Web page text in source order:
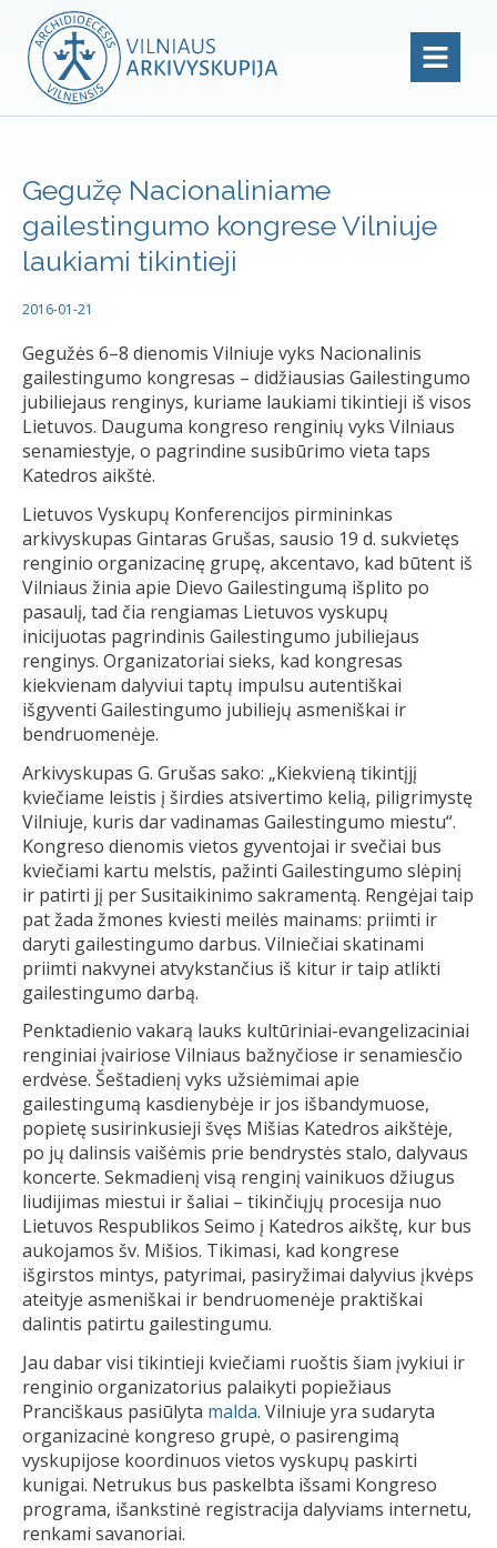
Gegužę Nacionaliniame
gailestingumo kongrese Vilniuje
laukiami tikintieji
2016-01-21
Gegužės 6–8 dienomis Vilniuje vyks Nacionalinis
gailestingumo kongresas – didžiausias Gailestingumo
jubiliejaus renginys, kuriame laukiami tikintieji iš visos
Lietuvos. Dauguma kongreso renginių vyks Vilniaus
senamiestyje, o pagrindine susibūrimo vieta taps
Katedros aikštė.
Lietuvos Vyskupų Konferencijos pirmininkas
arkivyskupas Gintaras Grušas, sausio 19 d. sukvietęs
renginio organizacinę grupę, akcentavo, kad būtent iš
Vilniaus žinia apie Dievo Gailestingumą išplito po
pasaulį, tad čia rengiamas Lietuvos vyskupų
inicijuotas pagrindinis Gailestingumo jubiliejaus
renginys. Organizatoriai sieks, kad kongresas
kiekvienam dalyviui taptų impulsu autentiškai
išgyventi Gailestingumo jubiliejų asmeniškai ir
bendruomenėje.
Arkivyskupas G. Grušas sako: „Kiekvieną tikintįjį
kviečiame leistis į širdies atsivertimo kelią, piligrimystę
Vilniuje, kuris dar vadinamas Gailestingumo miestu“.
Kongreso dienomis vietos gyventojai ir svečiai bus
kviečiami kartu melstis, pažinti Gailestingumo slėpinį
ir patirti jį per Susitaikinimo sakramentą. Rengėjai taip
pat žada žmones kviesti meilės mainams: priimti ir
daryti gailestingumo darbus. Vilniečiai skatinami
priimti nakvynei atvykstančius iš kitur ir taip atlikti
gailestingumo darbą.
Penktadienio vakarą lauks kultūriniai-evangelizaciniai
renginiai įvairiose Vilniaus bažnyčiose ir senamiesčio
erdvėse. Šeštadienį vyks užsiėmimai apie
gailestingumą kasdienybėje ir jos išbandymuose,
popietę susirinkusieji švęs Mišias Katedros aikštėje,
po jų dalinsis vaišėmis prie bendrystės stalo, dalyvaus
koncerte. Sekmadienį visą renginį vainikuos džiugus
liudijimas miestui ir šaliai – tikinčiųjų procesija nuo
Lietuvos Respublikos Seimo į Katedros aikštę, kur bus
aukojamos šv. Mišios. Tikimasi, kad kongrese
išgirstos mintys, patyrimai, pasiryžimai dalyvius įkvėps
ateityje asmeniškai ir bendruomenėje praktiškai
dalintis patirtu gailestingumu.
Jau dabar visi tikintieji kviečiami ruoštis šiam įvykiui ir
renginio organizatorius palaikyti popiežiaus
Pranciškaus pasiūlyta malda. Vilniuje yra sudaryta
organizacinė kongreso grupė, o pasirengimą
vyskupijose koordinuos vietos vyskupų paskirti
kunigai. Netrukus bus paskelbta išsami Kongreso
programa, išankstinė registracija dalyviams internetu,
renkami savanoriai.